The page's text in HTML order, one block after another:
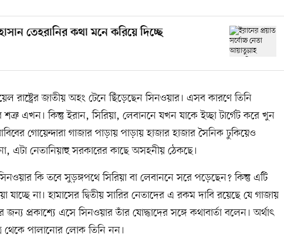
তেহরানির কথা মনে করিয়ে দিচ্ছে
রাষ্ট্রের জাতীয় অহং টেনে ছিঁড়েছেন সিনওয়ার। এসব কারণে তিনি
এখন। কিন্তু ইরান, সিরিয়া, লেবাননে যখন যাকে ইচ্ছা টার্গেট করে খুন
গোয়েন্দারা গাজার পাড়ায় পাড়ায় হাজার হাজার সৈনিক ঢুকিয়েও
এটা নেতানিয়াহু সরকারের কাছে অসহনীয় ঠেকছে।
কি তবে সুড়ঙ্গপথে সিরিয়া বা লেবাননে সরে পড়েছেন? কিন্তু এটি
যাচ্ছে না। হামাসের দ্বিতীয় সারির নেতাদের এ রকম দাবি রয়েছে যে গাজায়
প্রকাশ্যে এসে সিনওয়ার তাঁর যোদ্ধাদের সঙ্গে কথাবার্তা বলেন। অর্থাৎ
থেকে পালানোর লোক তিনি নন।